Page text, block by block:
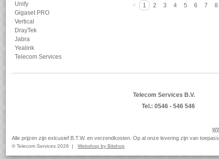
Unify
Gigaset PRO
Vertical
DrayTek
Jabra
Yealink
Telecom Services
< 1 2 3 4 5 6 7 8
Telecom Services B.V.
Tel.: 0546 - 546 546
Alle prijzen zijn exlcusief B.T.W. en verzendkosten. Op al onze levering zijn van
© Telecom Services 2026 | Webshop by Bitshop